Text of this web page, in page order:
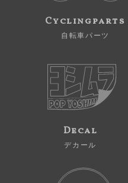
Cyclingparts
自転車パーツ
Decal
デカール